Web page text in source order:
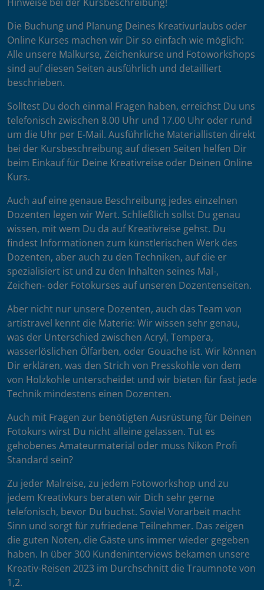
Die Buchung und Planung Deines Kreativurlaubs oder
Online Kurses machen wir Dir so einfach wie möglich:
Alle unsere Malkurse, Zeichenkurse und Fotoworkshops
sind auf diesen Seiten ausführlich und detailliert
beschrieben.
Solltest Du doch einmal Fragen haben, erreichst Du uns
telefonisch zwischen 8.00 Uhr und 17.00 Uhr oder rund
um die Uhr per E-Mail. Ausführliche Materiallisten direkt
bei der Kursbeschreibung auf diesen Seiten helfen Dir
beim Einkauf für Deine Kreativreise oder Deinen Online
Kurs.
Auch auf eine genaue Beschreibung jedes einzelnen
Dozenten legen wir Wert. Schließlich sollst Du genau
wissen, mit wem Du da auf Kreativreise gehst. Du
findest Informationen zum künstlerischen Werk des
Dozenten, aber auch zu den Techniken, auf die er
spezialisiert ist und zu den Inhalten seines Mal-,
Zeichen- oder Fotokurses auf unseren Dozentenseiten.
Aber nicht nur unsere Dozenten, auch das Team von
artistravel kennt die Materie: Wir wissen sehr genau,
was der Unterschied zwischen Acryl, Tempera,
wasserlöslichen Ölfarben, oder Gouache ist. Wir können
Dir erklären, was den Strich von Presskohle von dem
von Holzkohle unterscheidet und wir bieten für fast jede
Technik mindestens einen Dozenten.
Auch mit Fragen zur benötigten Ausrüstung für Deinen
Fotokurs wirst Du nicht alleine gelassen. Tut es
gehobenes Amateurmaterial oder muss Nikon Profi
Standard sein?
Zu jeder Malreise, zu jedem Fotoworkshop und zu
jedem Kreativkurs beraten wir Dich sehr gerne
telefonisch, bevor Du buchst. Soviel Vorarbeit macht
Sinn und sorgt für zufriedene Teilnehmer. Das zeigen
die guten Noten, die Gäste uns immer wieder gegeben
haben. In über 300 Kundeninterviews bekamen unsere
Kreativ-Reisen 2023 im Durchschnitt die Traumnote von
1,2.